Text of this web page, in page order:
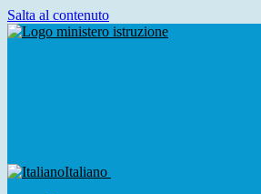
Salta al contenuto
Italiano